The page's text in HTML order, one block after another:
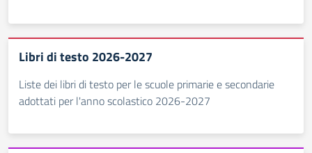
Libri di testo 2026-2027
Liste dei libri di testo per le scuole primarie e secondarie
adottati per l'anno scolastico 2026-2027